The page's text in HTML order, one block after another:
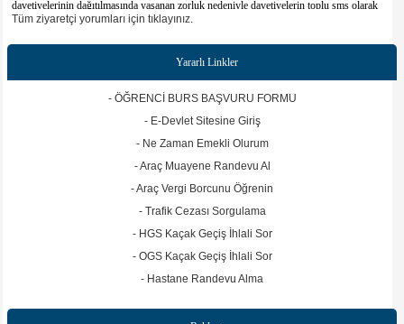
gönderilmesinin yeterli olacağı önerisi hakkındaki görüşlerinizi paylaşmanızı rica ederim.
Turgut Tekin
Değerli köylülerim öncelikle uzaktan yakından Ilıcaköyü Derneği, köy muhtarlığı ve
köyümüzle ilgili konuları yakından takip ettiğiniz için hepinize teşekkür ederim.
Köyümüzle ilgili faydalı olabilecek görüş ve önerilerinizi web sitemizin ziyaretci
yayinlamasini istediginiz haber, bilgi. belge ve resimleri bizimle paylasabilirsiniz. Olumlu
veya olumsuz goruslerinizi, musait vakitlerinizde bu mecrada tum koylulerimizin takip
edebilmesi için paylasminizi rica ederiz. Saygılarımla
Tüm ziyaretçi yorumları için tıklayınız.
Yararlı Linkler
- ÖĞRENCİ BURS BAŞVURU FORMU
- E-Devlet Sitesine Giriş
- Ne Zaman Emekli Olurum
- Araç Muayene Randevu Al
- Araç Vergi Borcunu Öğrenin
- Trafik Cezası Sorgulama
- HGS Kaçak Geçiş İhlali Sor
- OGS Kaçak Geçiş İhlali Sor
- Hastane Randevu Alma